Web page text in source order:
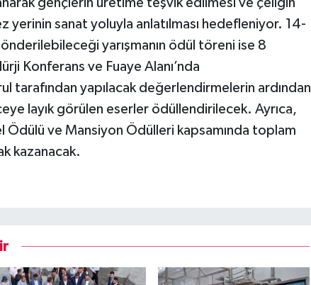
yerinin sanat yoluyla anlatılması hedefleniyor. 14-
yarışmanın ödül töreni ise 8
Konferans ve Fuaye Alanı’nda
tarafından yapılacak değerlendirmelerin ardından
layık görülen eserler ödüllendirilecek. Ayrıca,
Ödülü ve Mansiyon Ödülleri kapsamında toplam
kazanacak.